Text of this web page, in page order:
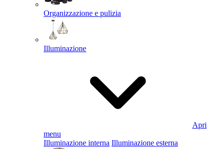
Organizzazione e pulizia
Illuminazione
Apri
menu
Illuminazione interna Illuminazione esterna